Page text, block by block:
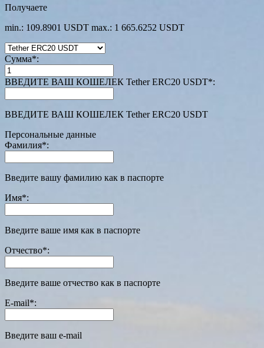
Получаете
min.: 109.8901 USDT max.: 1 665.6252 USDT
Сумма*:
ВВЕДИТЕ ВАШ КОШЕЛЕК Tether ERC20 USDT*:
ВВЕДИТЕ ВАШ КОШЕЛЕК Tether ERC20 USDT
Персональные данные
Фамилия*:
Введите вашу фамилию как в паспорте
Имя*:
Введите ваше имя как в паспорте
Отчество*:
Введите ваше отчество как в паспорте
E-mail*:
Введите ваш e-mail